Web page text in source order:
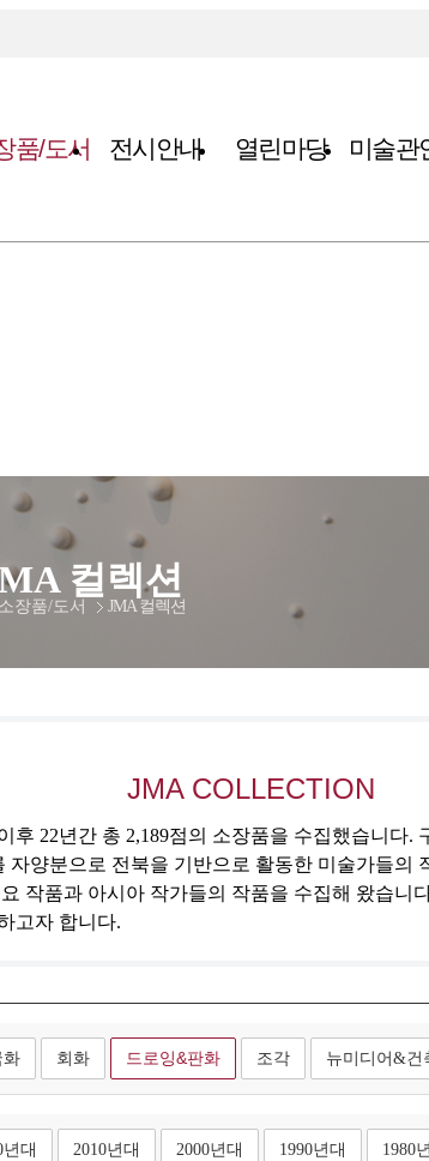
품/도서 전시안내 열린마당 미술관
컬렉션
소장품/도서 JMA 컬렉션
JMA COLLECTION
후 22년간 총 2,189점의 소장품을 수집했습니다.
자양분으로 전북을 기반으로 활동한 미술가들의
작품과 아시아 작가들의 작품을 수집해 왔습니
고자 합니다.
화 회화 드로잉&판화 조각 뉴미디어&건
년대 2010년대 2000년대 1990년대 1980